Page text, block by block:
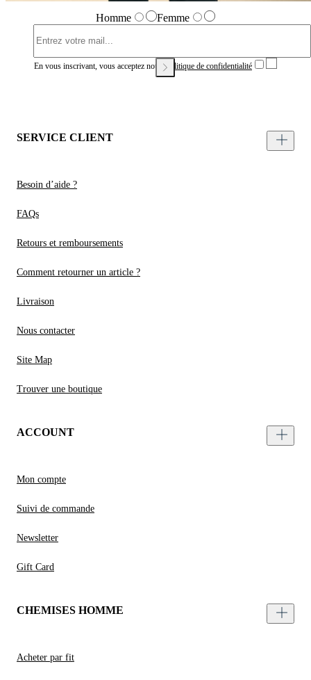
Homme Femme
En vous inscrivant, vous acceptez notrePolitique de confidentialité
SERVICE CLIENT
Besoin d’aide ?
FAQs
Retours et remboursements
Comment retourner un article ?
Livraison
Nous contacter
Site Map
Trouver une boutique
ACCOUNT
Mon compte
Suivi de commande
Newsletter
Gift Card
CHEMISES HOMME
Acheter par fit